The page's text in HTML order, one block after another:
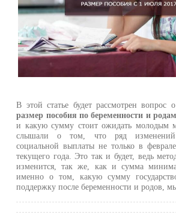
В этой статье будет рассмотрен вопрос
размер пособия по беременности и
и какую сумму стоит ожидать молодым
слышали о том, что ряд изменений
социальной выплаты не только в
текущего года. Это так и будет, ведь
изменится, так же, как и сумма
именно о том, какую сумму
поддержку после беременности и родов,